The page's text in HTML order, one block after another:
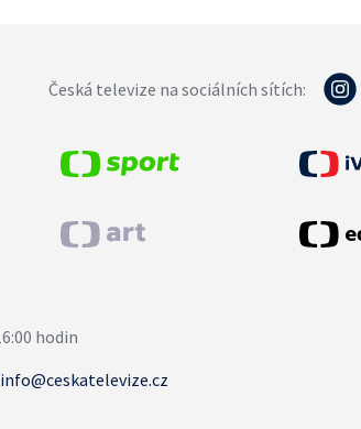
Česká televize na sociálních sítích:
info@ceskatelevize.cz